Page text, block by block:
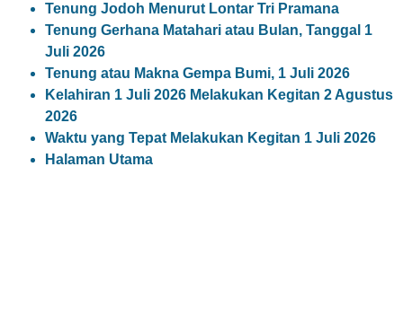
Tenung Jodoh Menurut Lontar Tri Pramana
Tenung Gerhana Matahari atau Bulan, Tanggal 1
Juli 2026
Tenung atau Makna Gempa Bumi, 1 Juli 2026
Kelahiran 1 Juli 2026 Melakukan Kegitan 2 Agustus
2026
Waktu yang Tepat Melakukan Kegitan 1 Juli 2026
Halaman Utama